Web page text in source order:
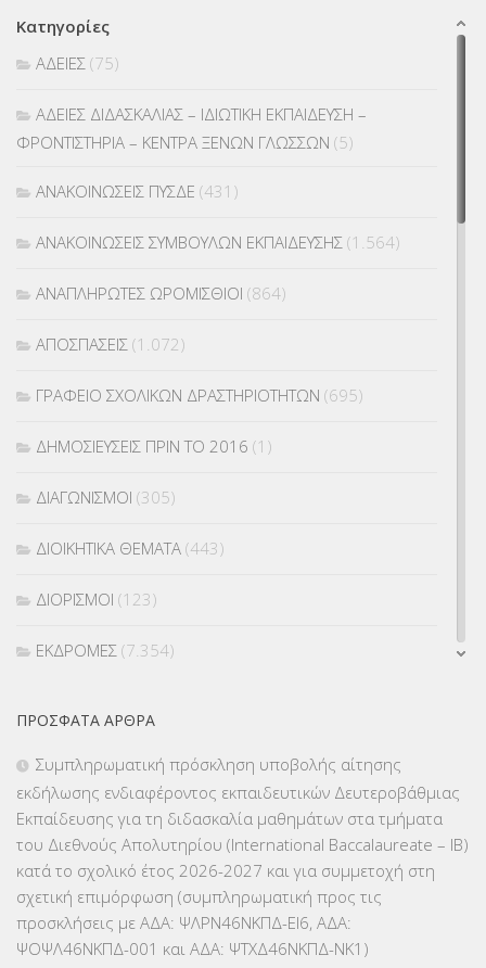
Κατηγορίες
ΑΔΕΙΕΣ (75)
ΑΔΕΙΕΣ ΔΙΔΑΣΚΑΛΙΑΣ – ΙΔΙΩΤΙΚΗ ΕΚΠΑΙΔΕΥΣΗ –
ΦΡΟΝΤΙΣΤΗΡΙΑ – ΚΕΝΤΡΑ ΞΕΝΩΝ ΓΛΩΣΣΩΝ (5)
ΑΝΑΚΟΙΝΩΣΕΙΣ ΠΥΣΔΕ (431)
ΑΝΑΚΟΙΝΩΣΕΙΣ ΣΥΜΒΟΥΛΩΝ ΕΚΠΑΙΔΕΥΣΗΣ (1.564)
ΑΝΑΠΛΗΡΩΤΕΣ ΩΡΟΜΙΣΘΙΟΙ (864)
ΑΠΟΣΠΑΣΕΙΣ (1.072)
ΓΡΑΦΕΙΟ ΣΧΟΛΙΚΩΝ ΔΡΑΣΤΗΡΙΟΤΗΤΩΝ (695)
ΔΗΜΟΣΙΕΥΣΕΙΣ ΠΡΙΝ ΤΟ 2016 (1)
ΔΙΑΓΩΝΙΣΜΟΙ (305)
ΔΙΟΙΚΗΤΙΚΑ ΘΕΜΑΤΑ (443)
ΔΙΟΡΙΣΜΟΙ (123)
ΕΚΔΡΟΜΕΣ (7.354)
ΕΠΙΜΟΡΦΩΣΗ Τ.Π.Ε.(10)
ΕΥΡΩΠΑΪΚΑ ΠΡΟΓΡΑΜΜΑΤΑ(230)
ΚΕΣΥ (60)
ΚΕΣΥΠ(109)
ΠΡΌΣΦΑΤΑ ΆΡΘΡΑ
Συμπληρωματική πρόσκληση υποβολής αίτησης
εκδήλωσης ενδιαφέροντος εκπαιδευτικών Δευτεροβάθμιας
Εκπαίδευσης για τη διδασκαλία μαθημάτων στα τμήματα
του Διεθνούς Απολυτηρίου (International Baccalaureate – IB)
κατά το σχολικό έτος 2026-2027 και για συμμετοχή στη
σχετική επιμόρφωση (συμπληρωματική προς τις
προσκλήσεις με ΑΔΑ: ΨΛΡΝ46ΝΚΠΔ-ΕΙ6, ΑΔΑ:
ΨΟΨΛ46ΝΚΠΔ-001 και ΑΔΑ: ΨΤΧΔ46ΝΚΠΔ-ΝΚ1)